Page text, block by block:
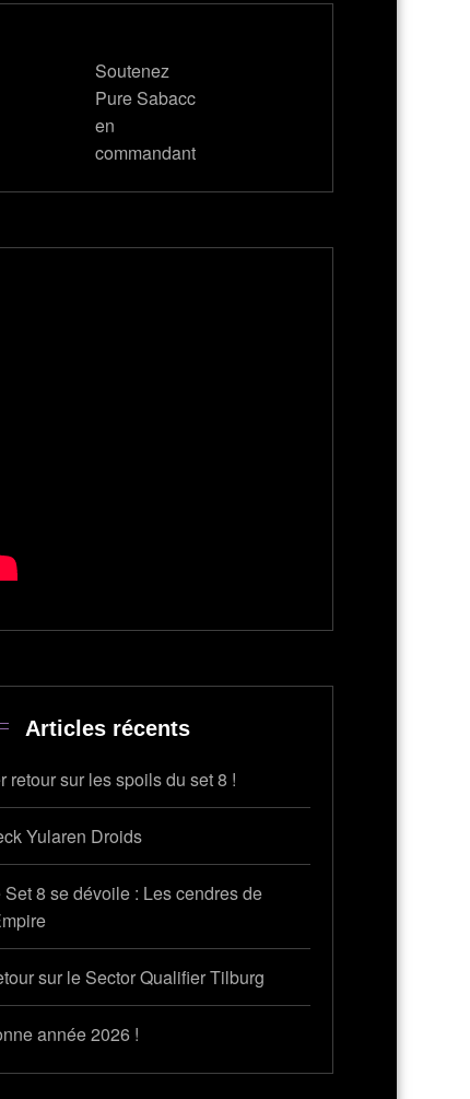
Soutenez
Pure Sabacc
en
commandant
Articles récents
retour sur les spoils du set 8 !
Yularen Droids
Set 8 se dévoile : Les cendres de
sur le Sector Qualifier Tilburg
année 2026 !